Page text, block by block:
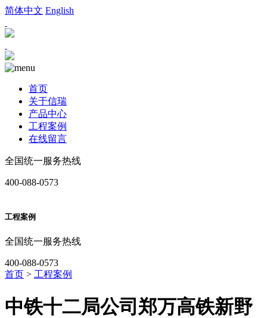
简体中文 English
首页
关于信瑞
产品中心
工程案例
在线留言
全国统一服务热线
400-088-0573
工程案例
全国统一服务热线
400-088-0573
首页 > 工程案例
中铁十二局公司郑万高铁新野